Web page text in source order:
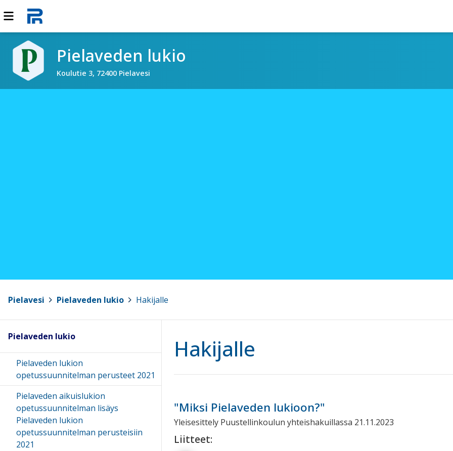
Pielaveden lukio
Koulutie 3, 72400 Pielavesi
Pielavesi Pielaveden lukio Hakijalle
Hakijalle
"Miksi Pielaveden lukioon?"
Yleisesittely Puustellinkoulun yhteishakuillassa 21.11.2023
Liitteet:
Pielaveden lukio
Pielaveden lukion
opetussuunnitelman perusteet 2021
Pielaveden aikuislukion
opetussuunnitelman lisäys
Pielaveden lukion
opetussuunnitelman perusteisiin
2021